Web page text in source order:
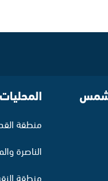
المحليات
منطقة
الناصرة
منطقة